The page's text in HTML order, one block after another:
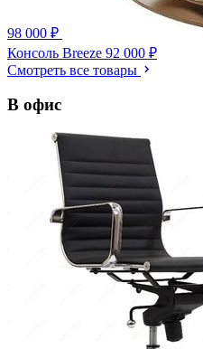
98 000 ₽
Консоль Breeze 92 000 ₽
Смотреть все товары
В офис